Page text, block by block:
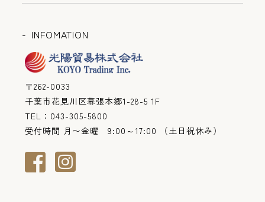
INFOMATION
〒262-0033
千葉市花見川区幕張本郷1-28-5 1F
TEL：043-305-5800
受付時間 月〜金曜 9:00～17:00 （土日祝休み）